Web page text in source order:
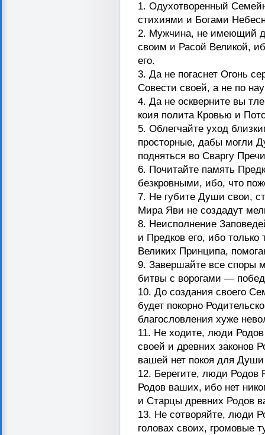
1. Одухотворенный
стихиями и Богами
2. Мужчина, не имеющий
своим и Расой Великой,
его.
3. Да не погаснет Огонь
Совести своей, а не по
4. Да не оскверните вы
коия полита Кровью и
5. Облегчайте уход
просторные, дабы могли
подняться во Сваргу
6. Почитайте память
безкровными, ибо, что
7. Не губите Души свои,
Мира Яви не создадут
8. Неисполнение
и Предков его, ибо
Великих Принципа,
9. Завершайте все споры
битвы с ворогами —
10. До создания своего
будет покорно
благословления хуже
11. Не ходите, люди
своей и древних законов
вашей нет покоя для
12. Берегите, люди Родов
Родов ваших, ибо нет
и Старцы древних Родов
13. Не сотворяйте, люди
головах своих, громовые